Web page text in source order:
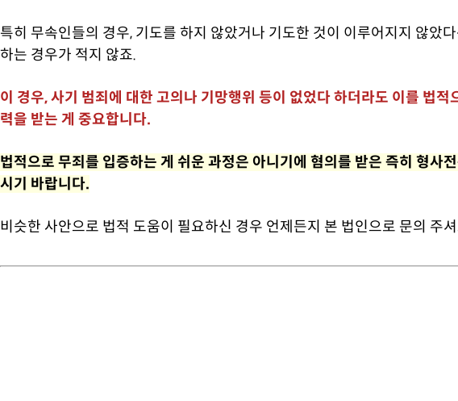
특히 무속인들의 경우, 기도를 하지 않았거나 기도한 것이 이루어지지 않았
하는 경우가 적지 않죠.
이 경우, 사기 범죄에 대한 고의나 기망행위 등이 없었다 하더라도 이를 법
력을 받는 게 중요합니다.
법적으로 무죄를 입증하는 게 쉬운 과정은 아니기에 혐의를 받은 즉히 형사
시기 바랍니다.
비슷한 사안으로 법적 도움이 필요하신 경우 언제든지 본 법인으로 문의 주